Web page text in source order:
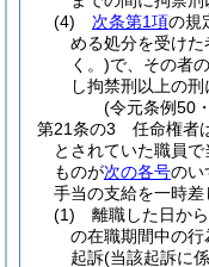
(4)
次条第1項の規
める処分を受けた
く。)で、その者
し拘禁刑以上の
(令元条例50
第21条の3
任命権者
とされていた職員
ものが次の各号のい
手当の支給を一時差
(1)
離職した日か
の在職期間中の
起訴(当該起訴に